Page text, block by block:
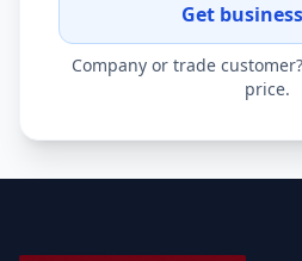
Get
Company or trade
price.